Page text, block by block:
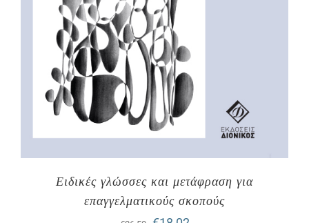
Ειδικές γλώσσες και μετάφραση για
επαγγελματικούς σκοπούς